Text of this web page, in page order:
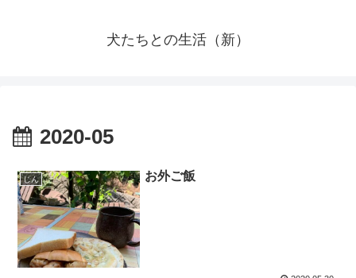
犬たちとの生活（新）
2020-05
じん お外ご飯